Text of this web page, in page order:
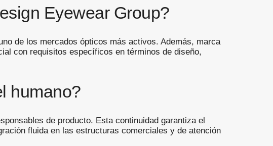
Eyewear Group?
de los mercados ópticos más activos. Además, marca
con requisitos específicos en términos de diseño,
humano?
de producto. Esta continuidad garantiza el
fluida en las estructuras comerciales y de atención